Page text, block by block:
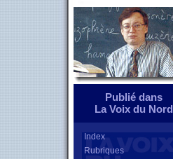
Publié dans
La Voix du Nord
Index
Rubriques